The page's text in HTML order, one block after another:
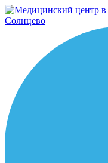
Перейти
к